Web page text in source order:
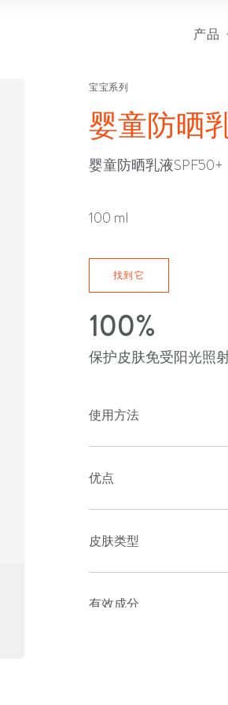
产品
宝宝系列
婴童防晒
婴童防晒乳液
100 ml
找到它
100%
保护皮肤免受阳光照
使用方法
优点
皮肤类型
有效成分